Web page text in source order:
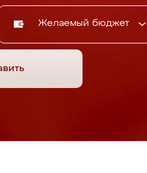
Желаемый бюджет